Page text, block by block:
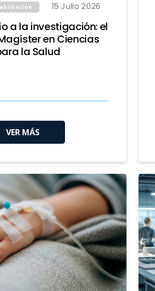
15 Julio 2026
a la investigación: el
en Ciencias
la Salud
VER MÁS